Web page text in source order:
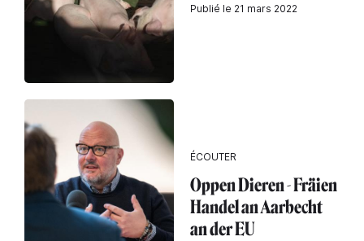
Publié le 21 mars 2022
ÉCOUTER
Oppen Dieren - Fräien
Handel an Aarbecht
an der EU